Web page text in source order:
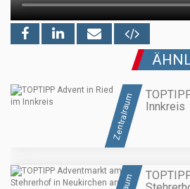
Zentralraum
Innkreis